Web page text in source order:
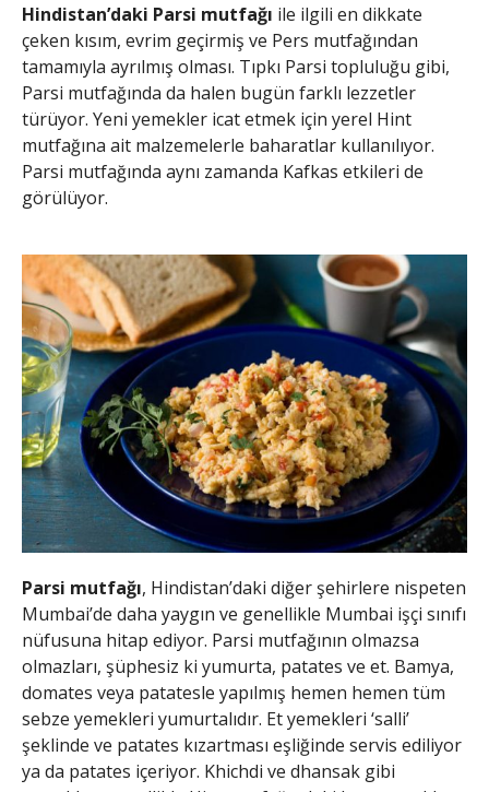
Hindistan’daki Parsi mutfağı ile ilgili en dikkate
çeken kısım, evrim geçirmiş ve Pers mutfağından
tamamıyla ayrılmış olması. Tıpkı Parsi topluluğu gibi,
Parsi mutfağında da halen bugün farklı lezzetler
türüyor. Yeni yemekler icat etmek için yerel Hint
mutfağına ait malzemelerle baharatlar kullanılıyor.
Parsi mutfağında aynı zamanda Kafkas etkileri de
görülüyor.
Parsi mutfağı, Hindistan’daki diğer şehirlere nispeten
Mumbai’de daha yaygın ve genellikle Mumbai işçi sınıfı
nüfusuna hitap ediyor. Parsi mutfağının olmazsa
olmazları, şüphesiz ki yumurta, patates ve et. Bamya,
domates veya patatesle yapılmış hemen hemen tüm
sebze yemekleri yumurtalıdır. Et yemekleri ‘salli’
şeklinde ve patates kızartması eşliğinde servis ediliyor
ya da patates içeriyor. Khichdi ve dhansak gibi